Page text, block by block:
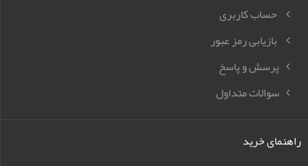
حساب کاربری
بازیابی رمز عبور
پرسش و پاسخ
سوالات متداول
راهنمای خرید